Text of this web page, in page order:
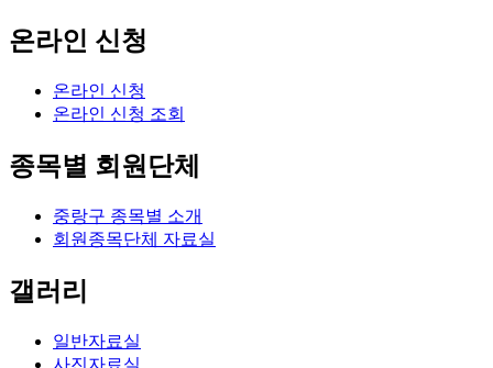
온라인 신청
온라인 신청
온라인 신청 조회
종목별 회원단체
중랑구 종목별 소개
회원종목단체 자료실
갤러리
일반자료실
사진자료실